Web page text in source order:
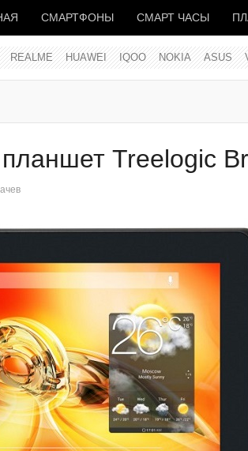
СМАРТФОНЫ СМАРТ ЧАСЫ
REALME HUAWEI IQOO NOKIA ASUS
Treelogic